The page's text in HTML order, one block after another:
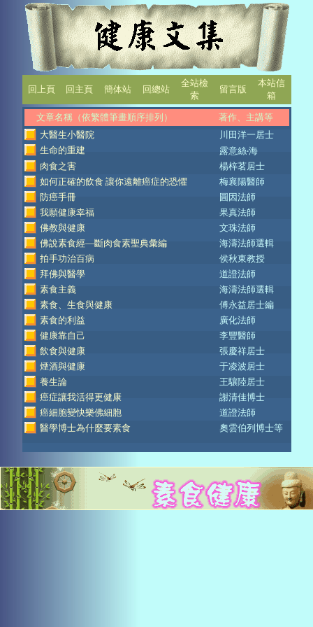
回上頁 回主頁 簡体站 回總站
全站檢
索
留言版
本站信
箱
文章名稱（依繁體筆畫順序排列）
著作、主講等
大醫生小醫院
川田洋一居士
生命的重建
露意絲‧海
肉食之害
楊梓茗居士
如何正確的飲食 讓你遠離癌症的恐懼
梅襄陽醫師
防癌手冊
圓因法師
我願健康幸福
果真法師
佛教與健康
文珠法師
佛說素食經—斷肉食素聖典彙編
海濤法師選輯
拍手功治百病
侯秋東教授
拜佛與醫學
道證法師
素食主義
海濤法師選輯
素食、生食與健康
傅永益居士編
素食的利益
廣化法師
健康靠自己
李豐醫師
飲食與健康
張慶祥居士
煙酒與健康
于凌波居士
養生論
王驤陸居士
癌症讓我活得更健康
謝清佳博士
癌細胞變快樂佛細胞
道證法師
醫學博士為什麼要素食
奧雲伯列博士等